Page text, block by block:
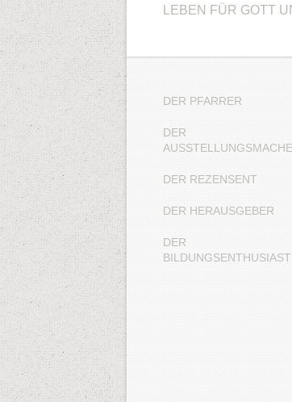
LEBEN FÜR GOTT
DER PFARRER
DER
DER REZENSENT
DER HERAUSGEBER
DER
BILDUNGSENTHUSIAST